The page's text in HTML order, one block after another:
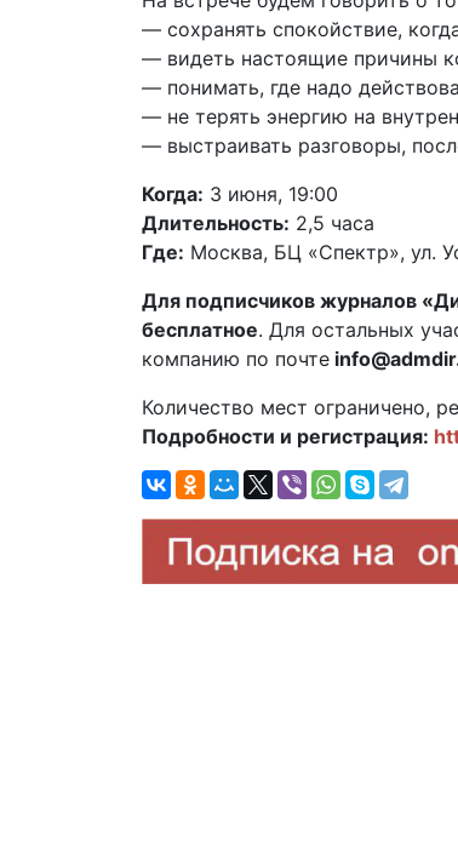
— сохранять спокойствие,
— видеть настоящие причины
— понимать, где надо
— не терять энергию на
— выстраивать разговоры,
Когда: 3 июня, 19:00
Длительность: 2,5 часа
Где: Москва, БЦ «Спектр», ул.
Для подписчиков журналов
бесплатное. Для остальных
компанию по почте
Количество мест ограничено,
Подробности и регистрация: